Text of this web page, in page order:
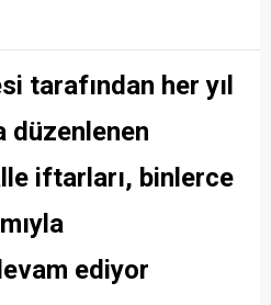
tarafından her yıl
düzenlenen
iftarları, binlerce
ediyor